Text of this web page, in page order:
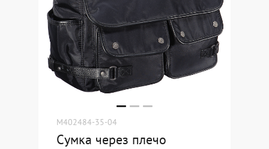
M402484-35-04
Сумка через плечо